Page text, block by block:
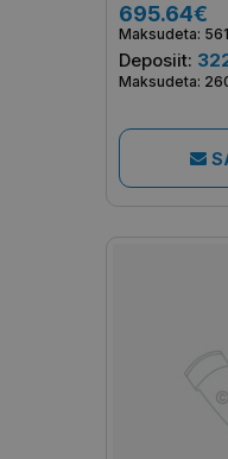
695.64€
Maksudeta:
Deposiit:
Maksudeta: